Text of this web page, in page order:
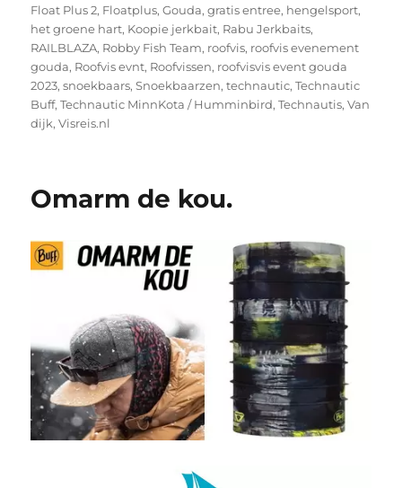
Float Plus 2, Floatplus,Gouda,gratis entree, hengelsport,
het groene hart, Koopie jerkbait, Rabu Jerkbaits,
RAILBLAZA, Robby Fish Team, roofvis, roofvis evenement
gouda, Roofvis evnt, Roofvissen, roofvisvis event gouda
2023,snoekbaars,Snoekbaarzen,technautic,Technautic
Buff,Technautic MinnKota / Humminbird,Technautis,Van
dijk,Visreis.nl
Omarm de kou.